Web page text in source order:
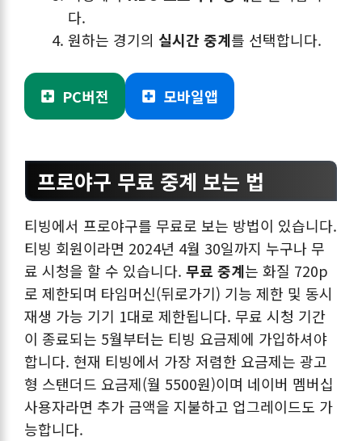
다.
원하는 경기의 실시간 중계를 선택합니다.
PC버전 모바일앱
프로야구 무료 중계 보는 법
티빙에서 프로야구를 무료로 보는 방법이 있습니다.
티빙 회원이라면 2024년 4월 30일까지 누구나 무
료 시청을 할 수 있습니다. 무료 중계는 화질 720p
로 제한되며 타임머신(뒤로가기) 기능 제한 및 동시
재생 가능 기기 1대로 제한됩니다. 무료 시청 기간
이 종료되는 5월부터는 티빙 요금제에 가입하셔야
합니다. 현재 티빙에서 가장 저렴한 요금제는 광고
형 스탠더드 요금제(월 5500원)이며 네이버 멤버십
사용자라면 추가 금액을 지불하고 업그레이드도 가
능합니다.